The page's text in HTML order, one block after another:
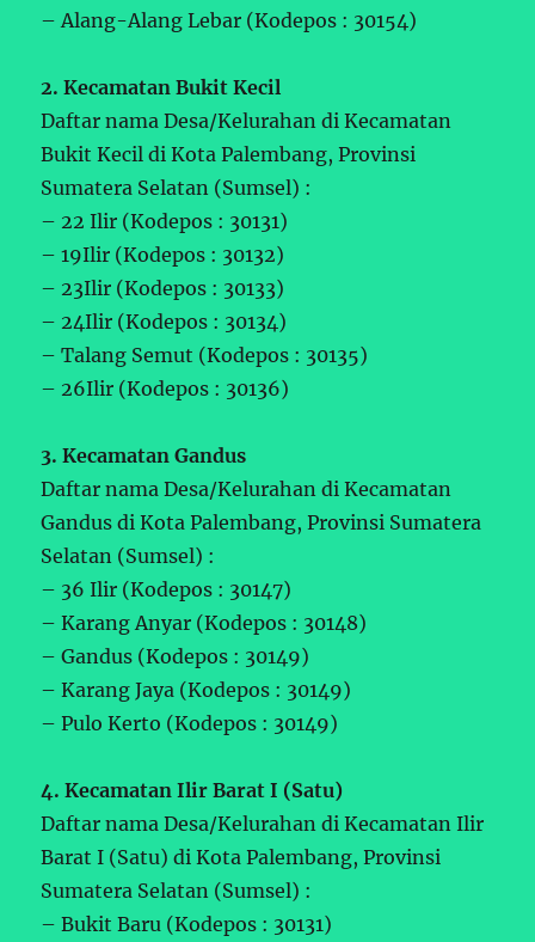
– Alang-Alang Lebar (Kodepos : 30154)
2. Kecamatan Bukit Kecil
Daftar nama Desa/Kelurahan di Kecamatan
Bukit Kecil di Kota Palembang, Provinsi
Sumatera Selatan (Sumsel) :
– 22 Ilir (Kodepos : 30131)
– 19Ilir (Kodepos : 30132)
– 23Ilir (Kodepos : 30133)
– 24Ilir (Kodepos : 30134)
– Talang Semut (Kodepos : 30135)
– 26Ilir (Kodepos : 30136)
3. Kecamatan Gandus
Daftar nama Desa/Kelurahan di Kecamatan
Gandus di Kota Palembang, Provinsi Sumatera
Selatan (Sumsel) :
– 36 Ilir (Kodepos : 30147)
– Karang Anyar (Kodepos : 30148)
– Gandus (Kodepos : 30149)
– Karang Jaya (Kodepos : 30149)
– Pulo Kerto (Kodepos : 30149)
4. Kecamatan Ilir Barat I (Satu)
Daftar nama Desa/Kelurahan di Kecamatan Ilir
Barat I (Satu) di Kota Palembang, Provinsi
Sumatera Selatan (Sumsel) :
– Bukit Baru (Kodepos : 30131)